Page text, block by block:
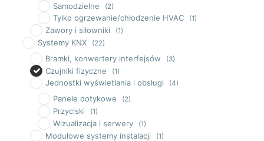
Samodzielne (2)
Tylko ogrzewanie/chłodzenie HVAC (1)
Zawory i siłowniki (1)
Systemy KNX (22)
Bramki, konwertery interfejsów (3)
Czujniki fizyczne (1)
Jednostki wyświetlania i obsługi (4)
Panele dotykowe (2)
Przyciski (1)
Wizualizacja i serwery (1)
Modułowe systemy instalacji (1)